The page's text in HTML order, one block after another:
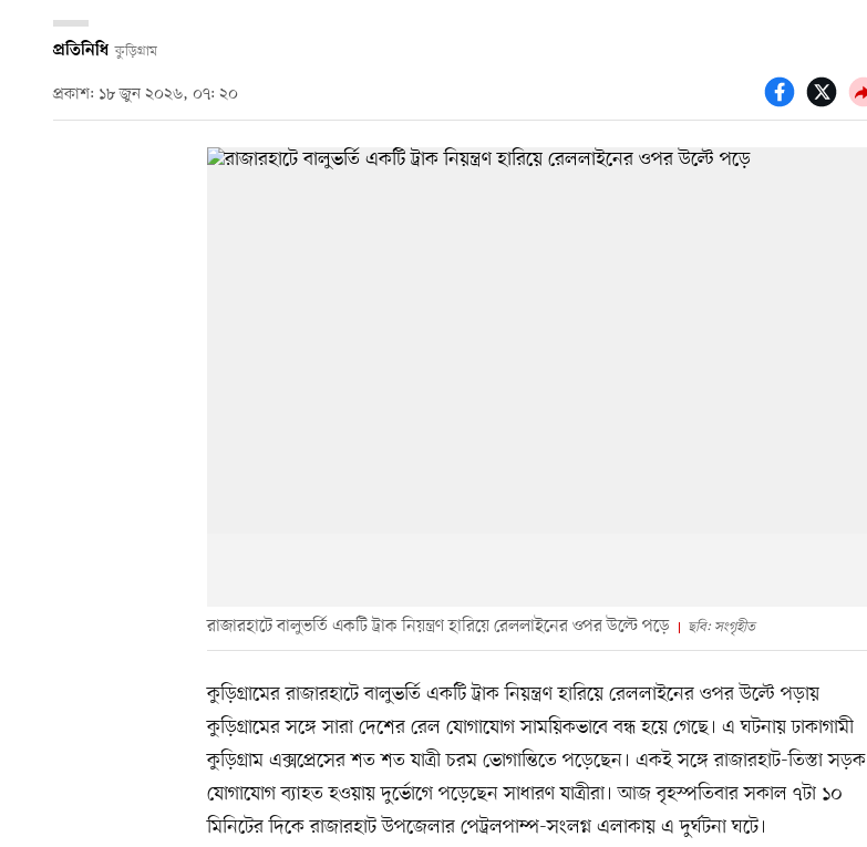
প্রতিনিধি কুড়িগ্রাম
প্রকাশ: ১৮ জুন ২০২৬, ০৭: ২০
রাজারহাটে বালুভর্তি একটি ট্রাক নিয়ন্ত্রণ হারিয়ে রেললাইনের ওপর উল্টে পড়ে ছবি: সংগৃহীত
কুড়িগ্রামের রাজারহাটে বালুভর্তি একটি ট্রাক নিয়ন্ত্রণ হারিয়ে রেললাইনের ওপর উল্টে পড়ায়
কুড়িগ্রামের সঙ্গে সারা দেশের রেল যোগাযোগ সাময়িকভাবে বন্ধ হয়ে গেছে। এ ঘটনায় ঢাকাগামী
কুড়িগ্রাম এক্সপ্রেসের শত শত যাত্রী চরম ভোগান্তিতে পড়েছেন। একই সঙ্গে রাজারহাট-তিস্তা সড়ক
যোগাযোগ ব্যাহত হওয়ায় দুর্ভোগে পড়েছেন সাধারণ যাত্রীরা। আজ বৃহস্পতিবার সকাল ৭টা ১০
মিনিটের দিকে রাজারহাট উপজেলার পেট্রলপাম্প-সংলগ্ন এলাকায় এ দুর্ঘটনা ঘটে।